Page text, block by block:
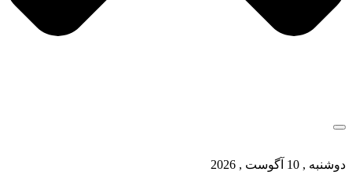
دوشنبه , 10 آگوست , 2026